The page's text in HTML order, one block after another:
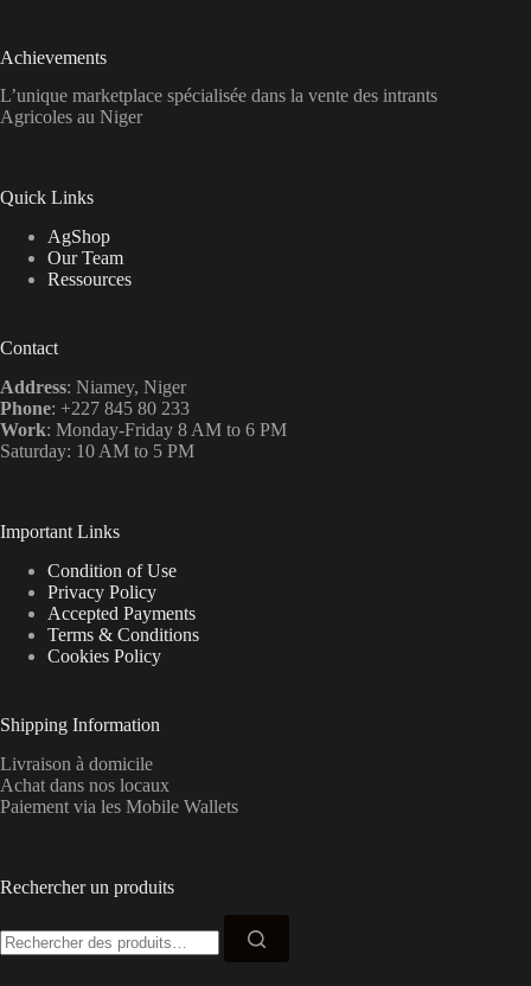
Achievements
L’unique marketplace spécialisée dans la vente des intrants
Agricoles au Niger
Quick Links
AgShop
Our Team
Ressources
Contact
Address: Niamey, Niger
Phone: +227 845 80 233
Work: Monday-Friday 8 AM to 6 PM
Saturday: 10 AM to 5 PM
Important Links
Condition of Use
Privacy Policy
Accepted Payments
Terms & Conditions
Cookies Policy
Shipping Information
Livraison à domicile
Achat dans nos locaux
Paiement via les Mobile Wallets
Rechercher un produits
pour :